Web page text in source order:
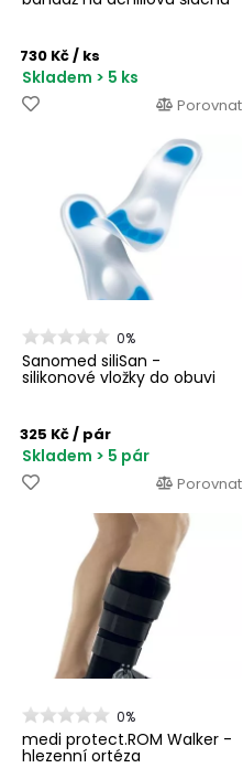
730 Kč/ ks
Skladem > 5 ks
Porovnat
0%
Sanomed siliSan -
silikonové vložky do obuvi
325 Kč/ pár
Skladem > 5 pár
Porovnat
0%
medi protect.ROM Walker -
hlezenní ortéza